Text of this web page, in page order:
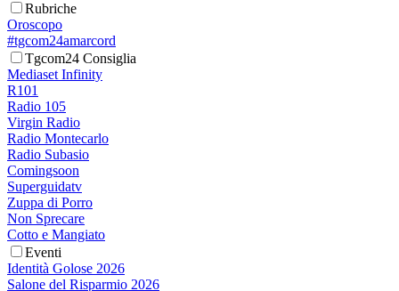
Rubriche
Oroscopo
#tgcom24amarcord
Tgcom24 Consiglia
Mediaset Infinity
R101
Radio 105
Virgin Radio
Radio Montecarlo
Radio Subasio
Comingsoon
Superguidatv
Zuppa di Porro
Non Sprecare
Cotto e Mangiato
Eventi
Identità Golose 2026
Salone del Risparmio 2026